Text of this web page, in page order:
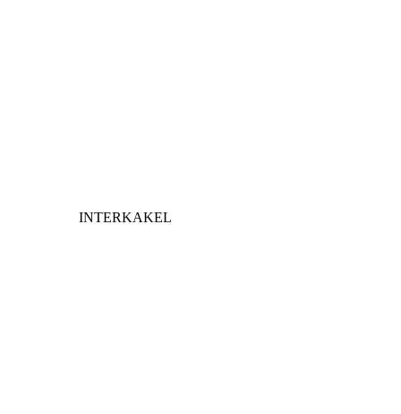
INTERKAKEL